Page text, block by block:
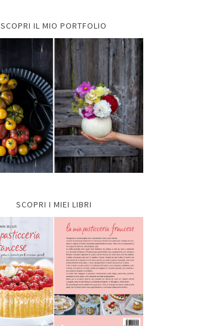
SCOPRI IL MIO PORTFOLIO
SCOPRI I MIEI LIBRI